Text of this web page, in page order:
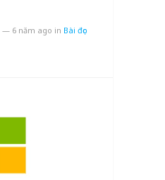
— 6 năm ago in Bài đọc